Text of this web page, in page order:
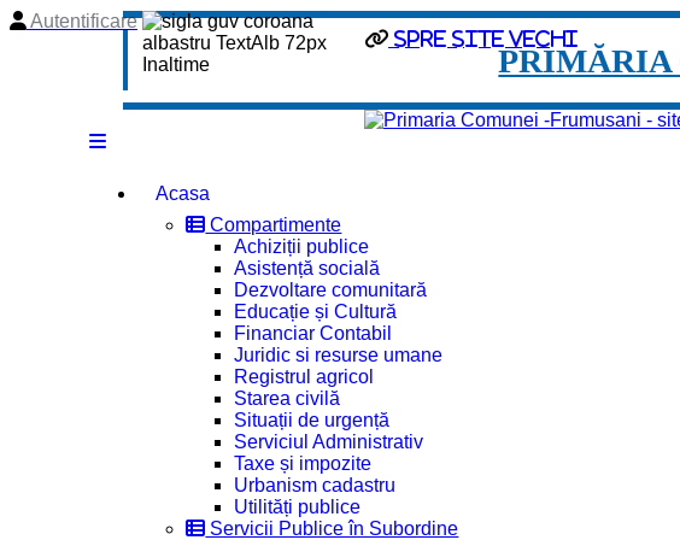
spre site vechi
Autentificare
PRIMĂRIA
Acasa
Compartimente
Achiziții publice
Asistență socială
Dezvoltare comunitară
Educație și Cultură
Financiar Contabil
Juridic si resurse umane
Registrul agricol
Starea civilă
Situații de urgență
Serviciul Administrativ
Taxe și impozite
Urbanism cadastru
Utilități publice
Servicii Publice în Subordine